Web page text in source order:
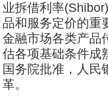
业拆借利率
品和服务定价的重
金融市场各类产品
估各项基础条件成
国务院批准，人民
革。